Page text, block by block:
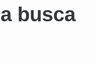
busca